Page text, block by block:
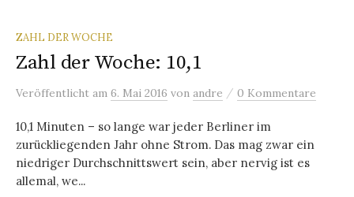
ZAHL DER WOCHE
Zahl der Woche: 10,1
Veröffentlicht am 6. Mai 2016 von andre / 0 Kommentare
10,1 Minuten – so lange war jeder Berliner im
zurückliegenden Jahr ohne Strom. Das mag zwar ein
niedriger Durchschnittswert sein, aber nervig ist es
allemal, we...